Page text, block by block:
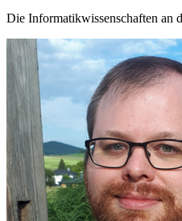
Die Informatikwissenschaften an